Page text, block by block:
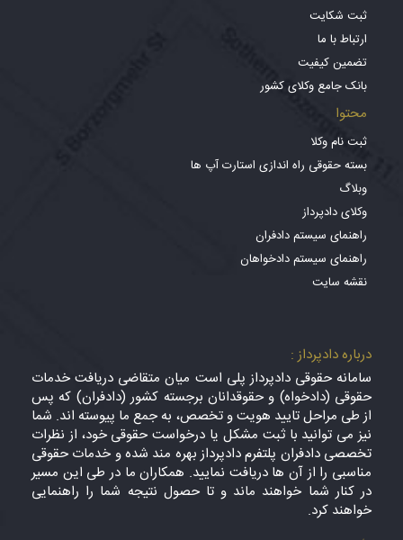
ثبت شکایت
ارتباط با ما
تضمین کیفیت
بانک جامع وکلای کشور
محتوا
ثبت نام وکلا
بسته حقوقی راه اندازی استارت آپ ها
وبلاگ
وکلای دادپرداز
راهنمای سیستم دادفران
راهنمای سیستم دادخواهان
نقشه سایت
درباره دادپرداز :
سامانه حقوقی دادپرداز پلی است میان متقاضی دریافت خدمات
حقوقی (دادخواه) و حقوقدانان برجسته کشور (دادفران) که پس
از طی مراحل تایید هویت و تخصص، به جمع ما پیوسته اند. شما
نیز می توانید با ثبت مشکل یا درخواست حقوقی خود، از نظرات
تخصصی دادفران پلتفرم دادپرداز بهره مند شده و خدمات حقوقی
مناسبی را از آن ها دریافت نمایید. همکاران ما در طی این مسیر
در کنار شما خواهند ماند و تا حصول نتیجه شما را راهنمایی
خواهند کرد.